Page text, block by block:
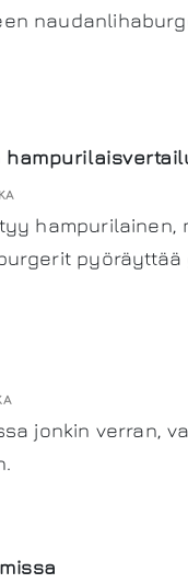
hampurilainen,
pyöräyttää
jonkin verran,